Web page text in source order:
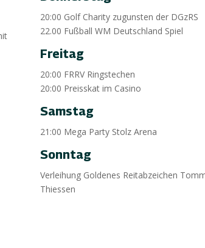
20:00 Golf Charity zugunsten der DGzRS
22.00 Fußball WM Deutschland Spiel
Freitag
20:00 FRRV Ringstechen
20:00 Preisskat im Casino
Samstag
21:00 Mega Party Stolz Arena
Sonntag
Verleihung Goldenes Reitabzeichen
Thiessen